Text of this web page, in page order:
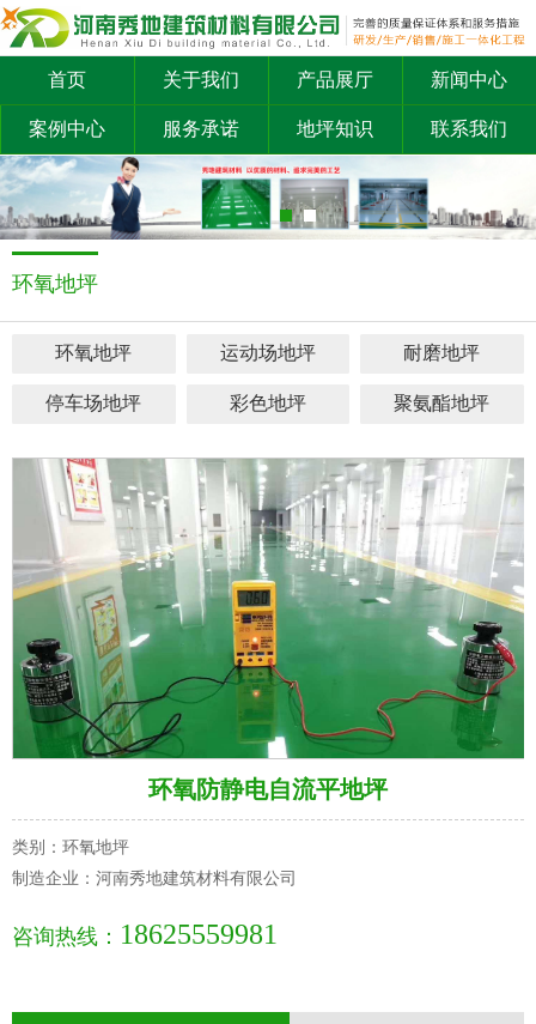
首页 关于我们 产品展厅 新闻中心
案例中心 服务承诺 地坪知识 联系我们
环氧地坪
环氧地坪 运动场地坪 耐磨地坪
停车场地坪 彩色地坪 聚氨酯地坪
环氧防静电自流平地坪
类别：环氧地坪
制造企业：河南秀地建筑材料有限公司
咨询热线： 18625559981